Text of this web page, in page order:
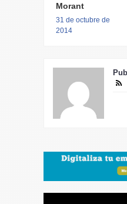
Morant
31 de octubre de
2014